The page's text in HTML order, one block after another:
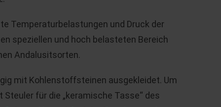
Temperaturbelastungen und Druck der
speziellen und hoch belasteten Bereich
Andalusitsorten.
mit Kohlenstoffsteinen ausgekleidet. Um
für die „keramische Tasse“ des